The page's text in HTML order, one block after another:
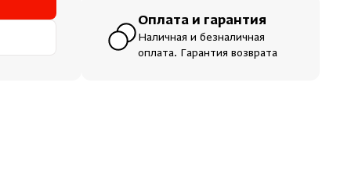
Оплата и гарантия
Наличная и безналичная
оплата. Гарантия возврата